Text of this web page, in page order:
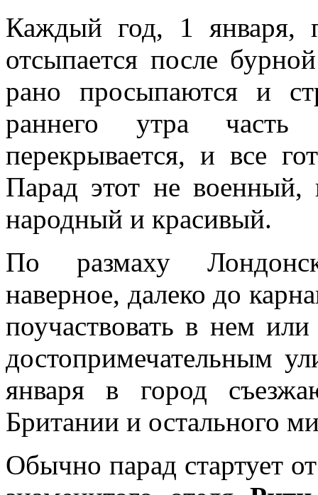
Каждый год, 1 января,
отсыпается после
рано просыпаются и
раннего утра часть
перекрывается, и все
Парад этот не
народный и красивый.
По размаху
наверное, далеко до
поучаствовать в нем
достопримечательным
января в город
Британии и остального
Обычно парад стартует